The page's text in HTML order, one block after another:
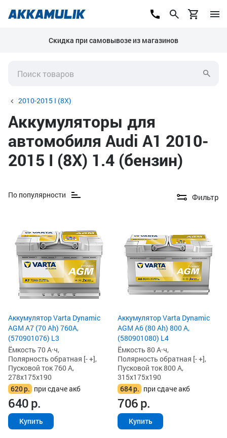
Скидка при самовывозе из магазинов
2010-2015 I (8X)
Аккумуляторы для
автомобиля Audi A1 2010-
2015 I (8X) 1.4 (бензин)
По популярности Фильтр
Аккумулятор Varta Dynamic
AGM A7 (70 Ah) 760A,
(570901076) L3
Ёмкость 70 А·ч,
Полярность обратная [- +],
Пусковой ток 760 А,
278x175x190
620р. при сдаче акб
640р.
Купить
Аккумулятор Varta Dynamic
AGM A6 (80 Ah) 800 А,
(580901080) L4
Ёмкость 80 А·ч,
Полярность обратная [- +],
Пусковой ток 800 А,
315x175x190
684р. при сдаче акб
706р.
Купить